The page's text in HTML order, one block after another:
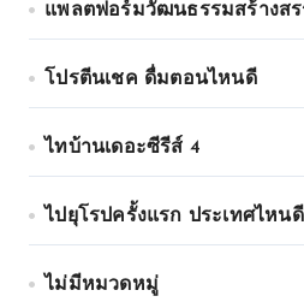
แพลตฟอร์มวัฒนธรรมสร้างส
โปรตีนเชค ดื่มตอนไหนดี
ไทบ้านเดอะซีรีส์ 4
ไปยุโรปครั้งแรก ประเทศไหนดี
ไม่มีหมวดหมู่